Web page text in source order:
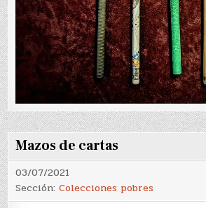
Mazos de cartas
03/07/2021
Sección:Colecciones pobres